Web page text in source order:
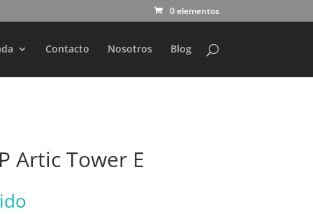
0 elementos
Contacto Nosotros Blog
Artic Tower E